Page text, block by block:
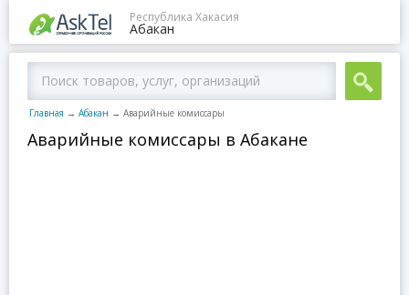
Республика Хакасия
Абакан
Главная → Абакан → Аварийные комиссары
Аварийные комиссары в Абакане